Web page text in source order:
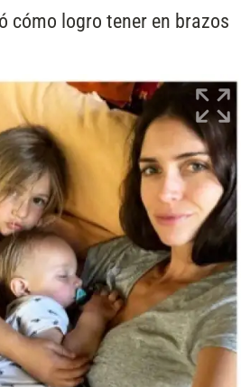
cómo logro tener en brazos